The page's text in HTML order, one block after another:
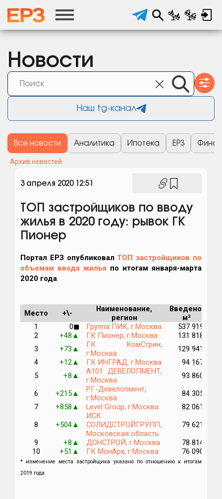
Новости
Наш tg-канал
Все новости Аналитика Ипотека ЕРЗ
Архив новостей
3 апреля 2020 12:51
ТОП застройщиков по вводу
жилья в 2020 году: рывок ГК
Пионер
Портал ЕРЗ опубликовал ТОП застройщиков по
объемам ввода жилья по итогам января-марта
2020 года.
Место +\-
Наименование,
регион
Введено,
м²
1
0◼ Группа ПИК, г.Москва
537 919
2
+48 ▲ ГК Пионер, г.Москва
131 818
3
+73 ▲
ГК КомСтрин,
г.Москва
129 941
4
+12▲ ГК ИНГРАД, г.Москва
94 167
5
+8 ▲
А101 ДЕВЕЛОПМЕНТ,
г.Москва
93 860
6
+215▲
РГ-Девелопмент,
г.Москва
84 305
7
+858 ▲ Level Group, г.Москва
82 061
8
+504▲
ИСК
СОЛИДСТРОЙГРУПП,
Московская область
79 621
9
+8 ▲ ДОНСТРОЙ, г.Москва
78 814
10
+51 ▲ ГК МонАрх, г.Москва 76 090
* изменение места застройщика указано по отношению к итогам
2019 года